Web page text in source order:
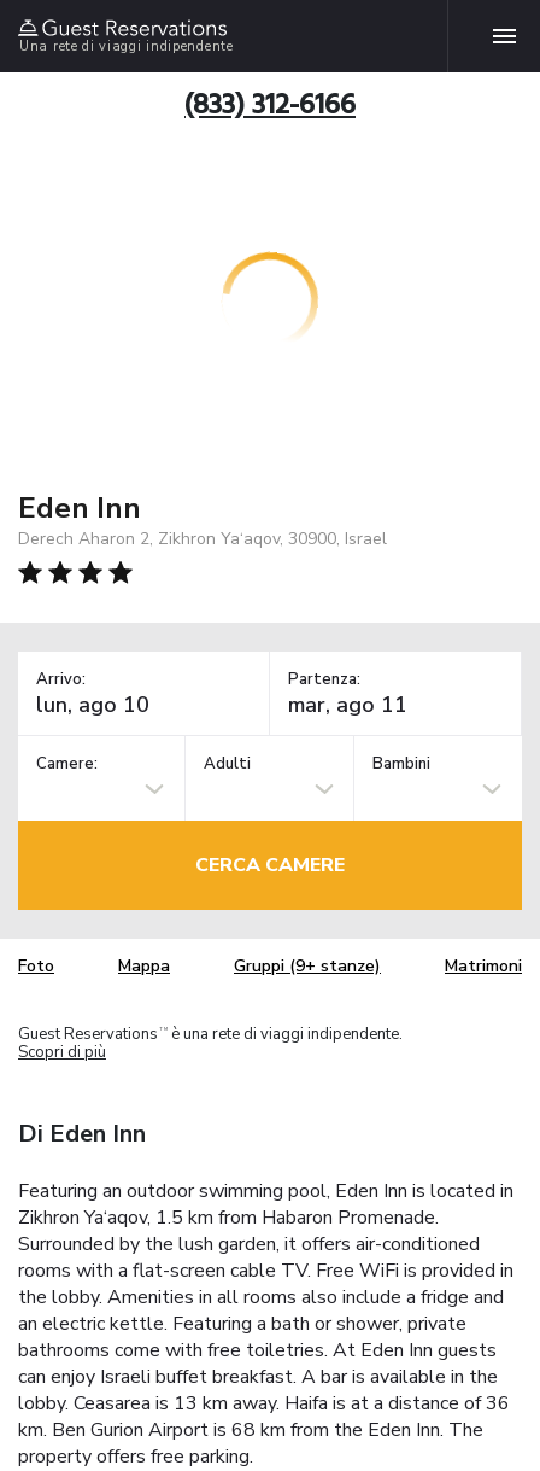
Una rete di viaggi indipendente
(833) 312-6166
Eden Inn
Derech Aharon 2, Zikhron Ya‘aqov, 30900, Israel
Arrivo: Partenza:
Camere: Adulti Bambini
CERCA CAMERE
Foto Mappa Gruppi (9+ stanze) Matrimoni
Guest Reservations TM
è una rete di viaggi indipendente.
Scopri di più
Di Eden Inn
Featuring an outdoor swimming pool, Eden Inn is located in
Zikhron Ya‘aqov, 1.5 km from Habaron Promenade.
Surrounded by the lush garden, it offers air-conditioned
rooms with a flat-screen cable TV. Free WiFi is provided in
the lobby. Amenities in all rooms also include a fridge and
an electric kettle. Featuring a bath or shower, private
bathrooms come with free toiletries. At Eden Inn guests
can enjoy Israeli buffet breakfast. A bar is available in the
lobby. Ceasarea is 13 km away. Haifa is at a distance of 36
km. Ben Gurion Airport is 68 km from the Eden Inn. The
property offers free parking.